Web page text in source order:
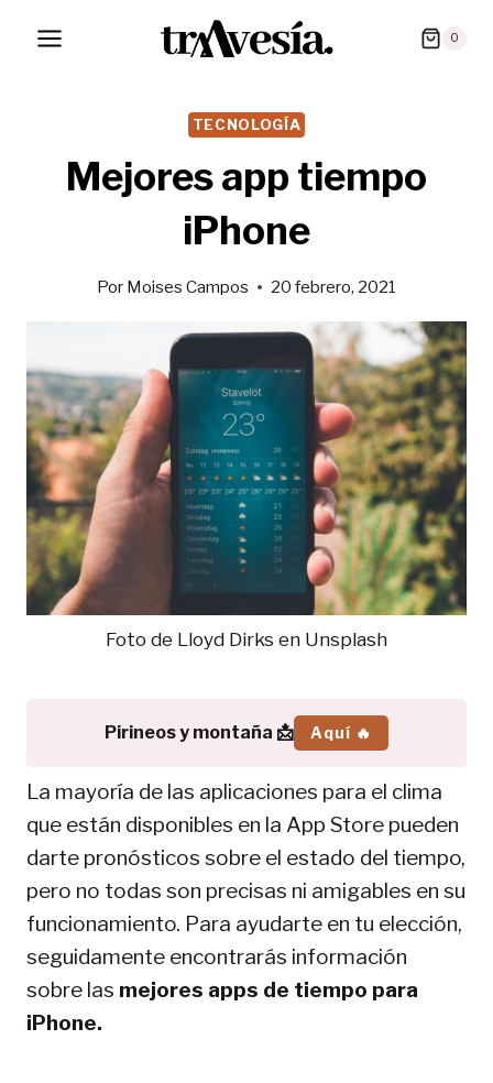
0
TECNOLOGÍA
Mejores app tiempo
iPhone
Por Moises Campos 20 febrero, 2021
Foto de Lloyd Dirks en Unsplash
Pirineos y montaña 📩 Aquí 🔥
La mayoría de las aplicaciones para el clima
que están disponibles en la App Store pueden
darte pronósticos sobre el estado del tiempo,
pero no todas son precisas ni amigables en su
funcionamiento. Para ayudarte en tu elección,
seguidamente encontrarás información
sobre las mejores apps de tiempo para
iPhone.